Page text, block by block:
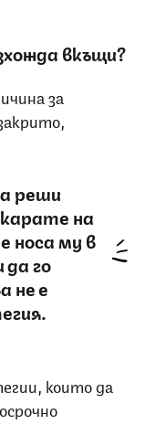
вкъщи?
за
реши
на
носа му в
го
не е
които да